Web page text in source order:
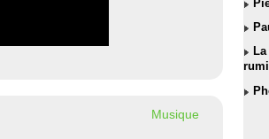
Musique